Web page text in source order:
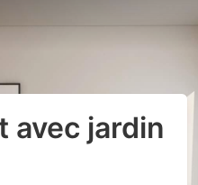
avec jardin